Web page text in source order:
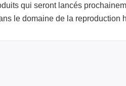
qui seront lancés
le domaine de la reproduction